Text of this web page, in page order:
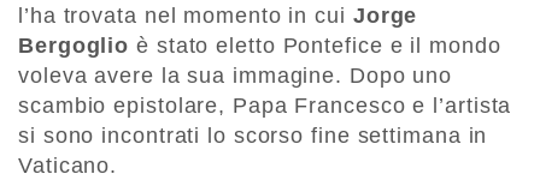
l’ha trovata nel momento in cui Jorge
Bergoglio è stato eletto Pontefice e il mondo
voleva avere la sua immagine. Dopo uno
scambio epistolare, Papa Francesco e l’artista
si sono incontrati lo scorso fine settimana in
Vaticano.